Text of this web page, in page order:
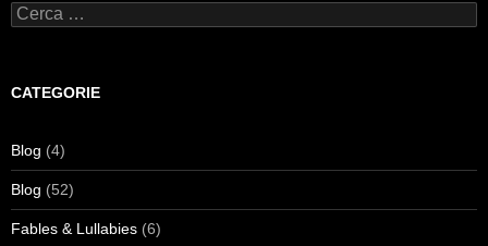
Ricerca
per:
CATEGORIE
Blog (4)
Blog (52)
Fables & Lullabies (6)